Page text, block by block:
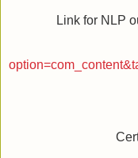
Link for NLP